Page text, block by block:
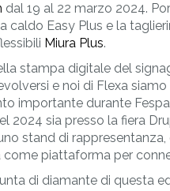
Lavorazione
dal 19 al 22 marzo 2024.
caldo Easy Plus e la
Miura Plus.
stampa digitale del
e noi di Flexa
importante durante
2024 sia presso la fiera
stand di
come piattaforma per
di diamante di questa